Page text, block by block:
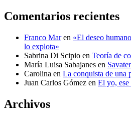
Comentarios recientes
Franco Maren «El deseo
lo explota»
Sabrina Di Scipio en Teoría de
María Luisa Sabajanes en
Carolina en La conquista de una
Juan Carlos Gómez en El yo, ese
Archivos